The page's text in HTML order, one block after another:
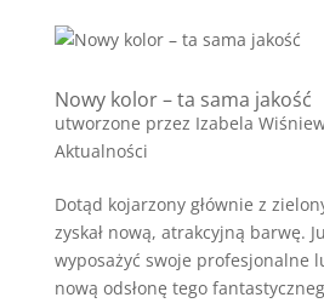
Nowy kolor – ta sama jakość
utworzone przez Izabela
Aktualności
Dotąd kojarzony głównie z
zyskał nową, atrakcyjną barwę.
wyposażyć swoje profesjonalne
nową odsłonę tego